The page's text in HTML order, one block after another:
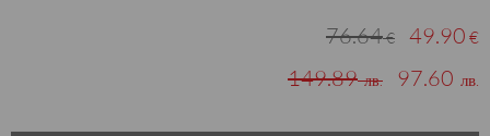
76.64€ 49.90 €
149.89лв. 97.60 лв.